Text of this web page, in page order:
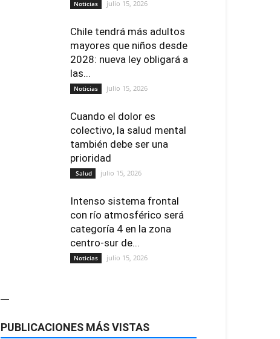
Noticias julio 15, 2026
Chile tendrá más adultos
mayores que niños desde
2028: nueva ley obligará a
las...
Noticias julio 15, 2026
Cuando el dolor es
colectivo, la salud mental
también debe ser una
prioridad
Salud julio 15, 2026
Intenso sistema frontal
con río atmosférico será
categoría 4 en la zona
centro-sur de...
Noticias julio 15, 2026
—
PUBLICACIONES MÁS VISTAS